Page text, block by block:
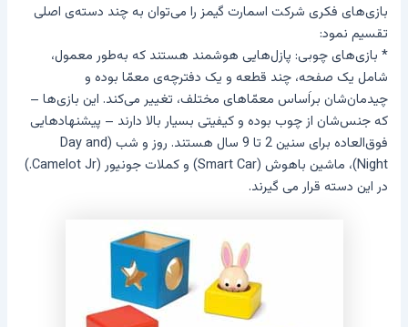
بازی‌های فکری شرکت اسمارت گیمز را می‌توان به چند دسته‌ی اصلی
تقسیم نمود:
* بازی‌های چوبی: پازل‌هایی هوشمند هستند که به‌طور معمول،
شامل یک صفحه، چند قطعه و یک دفترچه‌ی معمّا بوده و
چیدمان‌شان بر‌اَساس معمّاهای مختلف، تغییر می‌کند. این بازی‌ها –
که جنس‌شان از چوب بوده و کیفیتی بسیار بالا دارند – پیشنهادهایی
فوق‌العاده برای سنین 2 تا 9 سال هستند. روز و شب (Day and
Night)، ماشین باهوش (Smart Car) و کملات جونیور (Camelot Jr.)
در این دسته قرار می گیرند.